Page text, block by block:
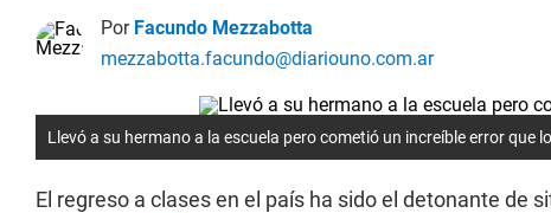
Por Facundo Mezzabotta
mezzabotta.facundo@diariouno.com.ar
Llevó a su hermano a la escuela pero cometió un increíble error que
El regreso a clases en el país ha sido el detonante de